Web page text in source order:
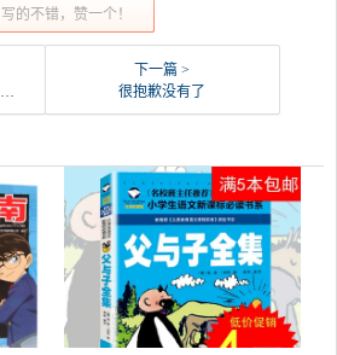
写的不错，赞一个！
下一篇 >
很抱歉没有了